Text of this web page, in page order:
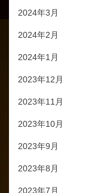
2024年3月
2024年2月
2024年1月
2023年12月
2023年11月
2023年10月
2023年9月
2023年8月
2023年7月